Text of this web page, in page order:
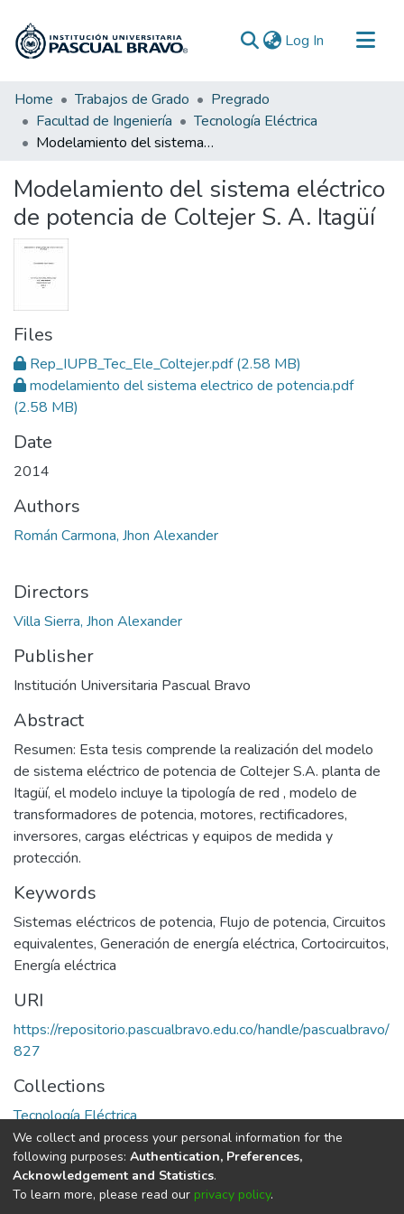
Log In (current)
Communities & Collections
All of DSpace
Statistics
Home Trabajos de Grado
Pregrado
Facultad de Ingeniería
Tecnología Eléctrica
Modelamiento del sistema eléctrico de potencia de Coltejer S. A. Itagüí
Modelamiento del sistema eléctrico
de potencia de Coltejer S. A. Itagüí
Files
Rep_IUPB_Tec_Ele_Coltejer.pdf(2.58 MB)
modelamiento del sistema electrico de potencia.pdf
(2.58 MB)
Date
2014
Authors
Román Carmona, Jhon Alexander
Directors
Villa Sierra, Jhon Alexander
Publisher
Institución Universitaria Pascual Bravo
Abstract
Resumen: Esta tesis comprende la realización del modelo
de sistema eléctrico de potencia de Coltejer S.A. planta de
Itagüí, el modelo incluye la tipología de red , modelo de
transformadores de potencia, motores, rectificadores,
inversores, cargas eléctricas y equipos de medida y
protección.
Keywords
Sistemas eléctricos de potencia, Flujo de potencia, Circuitos
equivalentes, Generación de energía eléctrica, Cortocircuitos,
Energía eléctrica
URI
https://repositorio.pascualbravo.edu.co/handle/pascualbravo/
827
Collections
Tecnología Eléctrica
Full item page
DSpace softwarecopyright © 2002-2026
We collect and process your personal information for the
following purposes: Authentication, Preferences,
Acknowledgement and Statistics.
To learn more, please read our privacy policy.